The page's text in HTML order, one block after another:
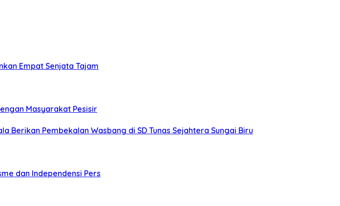
Empat Senjata Tajam
Masyarakat Pesisir
Berikan Pembekalan Wasbang di SD Tunas Sejahtera Sungai Biru
dan Independensi Pers